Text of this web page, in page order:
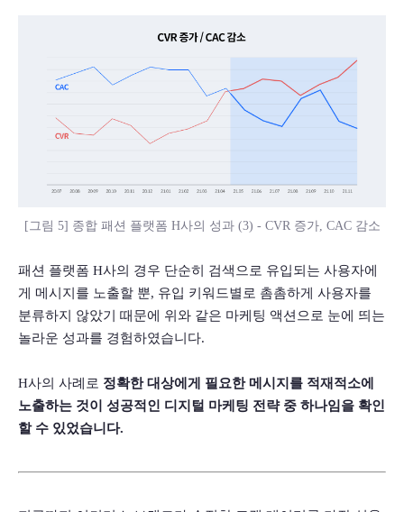
[그림 5] 종합 패션 플랫폼 H사의 성과 (3) - CVR 증가, CAC 감소
패션 플랫폼 H사의 경우 단순히 검색으로 유입되는 사용자에
게 메시지를 노출할 뿐, 유입 키워드별로 촘촘하게 사용자를
분류하지 않았기 때문에 위와 같은 마케팅 액션으로 눈에 띄는
놀라운 성과를 경험하였습니다.
H사의 사례로 정확한 대상에게 필요한 메시지를 적재적소에
노출하는 것이 성공적인 디지털 마케팅 전략 중 하나임을 확인
할 수 있었습니다.